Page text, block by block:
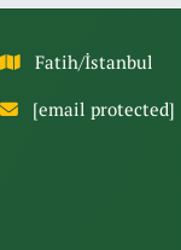
Fatih/İstanbul
[email protected]